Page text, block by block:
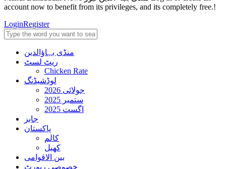
account now to benefit from its privileges, and its completely free.!
LoginRegister
منڈی بہاؤالدین
ریٹ لسٹ
Chicken Rate
لوڈشیڈنگ
جولائی 2026
ستمبر 2025
اگست 2025
جابز
پاکستان
کالم
کھیل
بین الاقوامی
خصوصی رپورٹ